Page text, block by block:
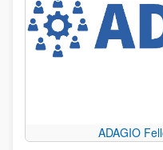
ADAGIO